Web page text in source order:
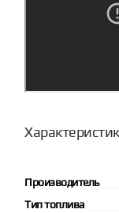
Производитель
Тип топлива